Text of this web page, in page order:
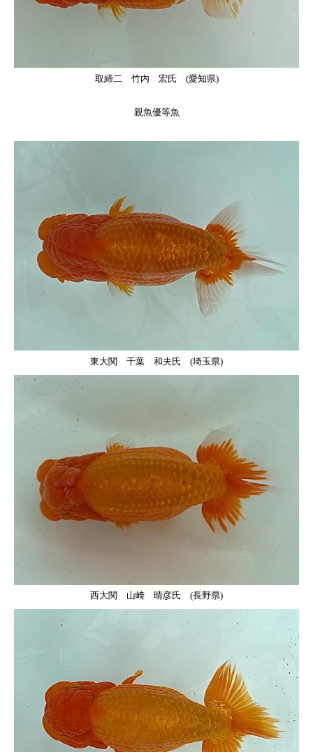
取締二 竹内 宏氏 (愛知県)
親魚優等魚
東大関 千葉 和夫氏 (埼玉県)
西大関 山崎 晴彦氏 (長野県)